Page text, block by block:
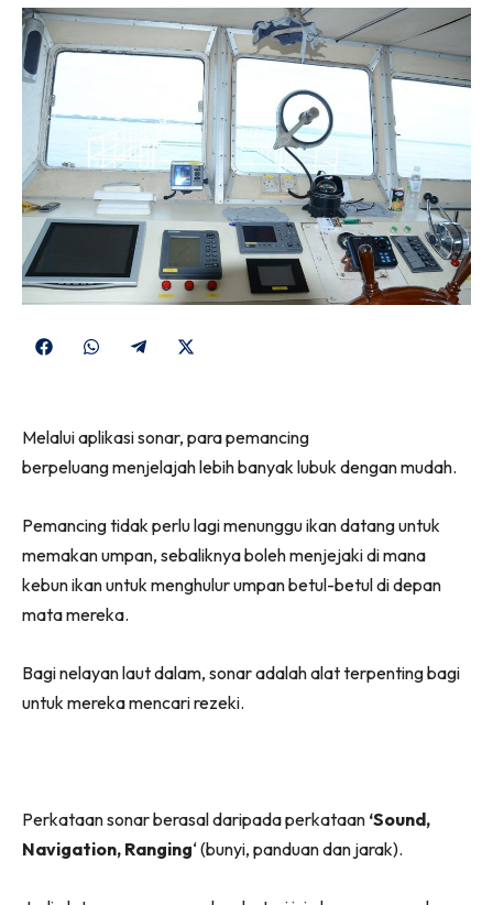
Share
Share
Share
(Twitter)
Melalui aplikasi sonar, para pemancing
berpeluang menjelajah lebih banyak lubuk dengan mudah.
Pemancing tidak perlu lagi menunggu ikan datang untuk
memakan umpan, sebaliknya boleh menjejaki di mana
kebun ikan untuk menghulur umpan betul-betul di depan
mata mereka.
Bagi nelayan laut dalam, sonar adalah alat terpenting bagi
untuk mereka mencari rezeki.
Perkataan sonar berasal daripada perkataan ‘Sound,
Navigation, Ranging‘ (bunyi, panduan dan jarak).